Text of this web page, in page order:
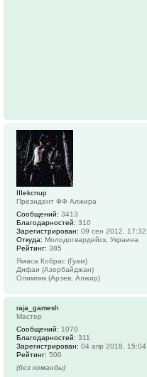
IIIekcnup
Президент ФФ Алжира
Сообщений: 3413
Благодарностей: 310
Зарегистрирован: 09 сен 2012, 17:32
Откуда: Молодогвардейск, Украина
Рейтинг: 385
Ямаса Кобрас (Гуам)
Дифаи (Азербайджан)
Олимпик (Арзев, Алжир)
raja_gamesh
Мастер
Сообщений: 1070
Благодарностей: 311
Зарегистрирован: 04 апр 2018, 15:04
Рейтинг: 500
(без команды)